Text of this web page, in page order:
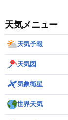
天気メニュー
天気予報
天気図
気象衛星
世界天気